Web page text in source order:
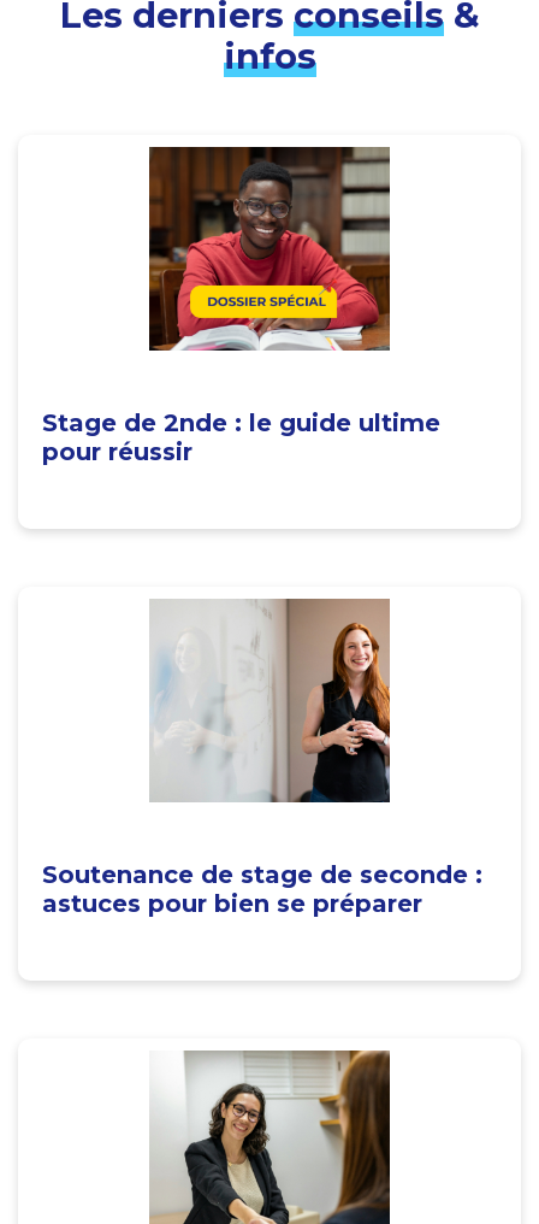
Les derniers conseils&
infos
Stage de 2nde : le guide ultime
pour réussir
Soutenance de stage de seconde :
astuces pour bien se préparer